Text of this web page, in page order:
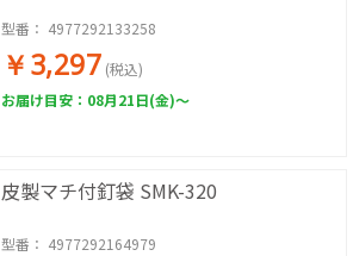
型番： 4977292133258
￥3,297 (税込)
お届け目安：08月21日(金)～
皮製マチ付釘袋 SMK-320
型番： 4977292164979